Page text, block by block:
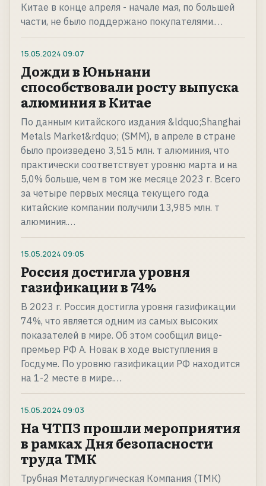
Китае в конце апреля - начале мая, по большей
части, не было поддержано покупателями.…
15.05.2024 09:07
Дожди в Юньнани
способствовали росту выпуска
алюминия в Китае
По данным китайского издания &ldquo;Shanghai
Metals Market&rdquo; (SMM), в апреле в стране
было произведено 3,515 млн. т алюминия, что
практически соответствует уровню марта и на
5,0% больше, чем в том же месяце 2023 г. Всего
за четыре первых месяца текущего года
китайские компании получили 13,985 млн. т
алюминия.…
15.05.2024 09:05
Россия достигла уровня
газификации в 74%
В 2023 г. Россия достигла уровня газификации
74%, что является одним из самых высоких
показателей в мире. Об этом сообщил вице-
премьер РФ А. Новак в ходе выступления в
Госдуме. По уровню газификации РФ находится
на 1-2 месте в мире.…
15.05.2024 09:03
На ЧТПЗ прошли мероприятия
в рамках Дня безопасности
труда ТМК
Трубная Металлургическая Компания (ТМК)